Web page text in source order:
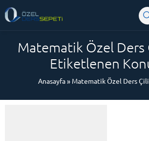
Matematik Özel Ders
Etiketlenen
Anasayfa» Matematik Özel Ders